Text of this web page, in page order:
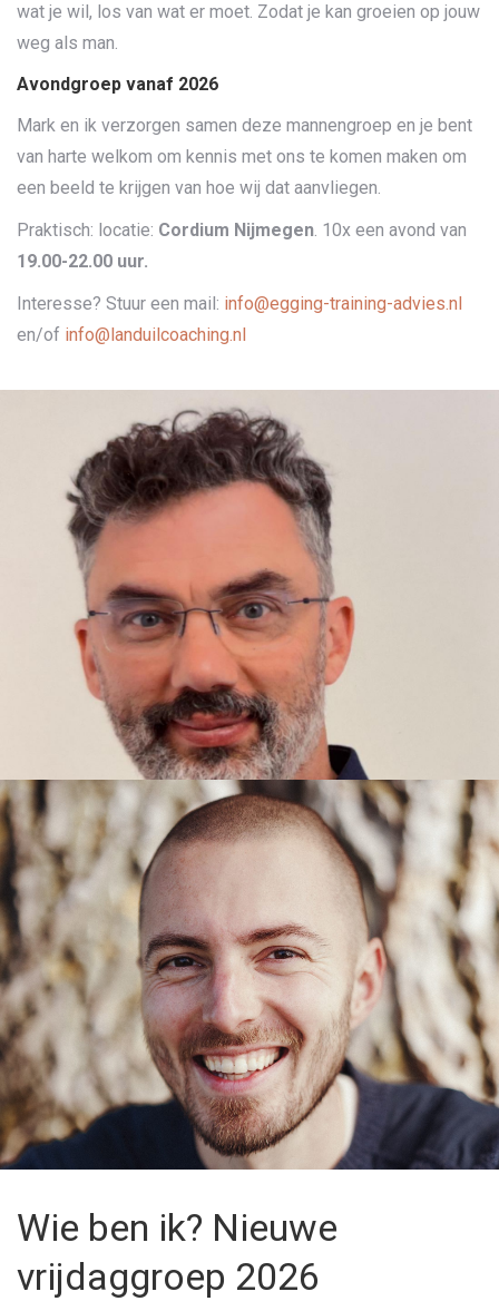
wat je wil, los van wat er moet. Zodat je kan groeien op jouw
weg als man.
Avondgroep vanaf 2026
Mark en ik verzorgen samen deze mannengroep en je bent
van harte welkom om kennis met ons te komen maken om
een beeld te krijgen van hoe wij dat aanvliegen.
Praktisch: locatie: Cordium Nijmegen. 10x een avond van
19.00-22.00 uur.
Interesse? Stuur een mail: info@egging-training-advies.nl
en/of info@landuilcoaching.nl
Wie ben ik? Nieuwe
vrijdaggroep 2026